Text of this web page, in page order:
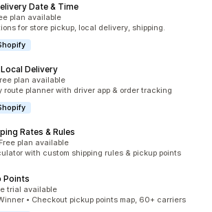
Date & Time
：64件
plan available
for store pickup, local delivery, shipping.
Delivery
：279件plan available
route planner with driver app & order tracking
Rates & Rules
1163件
Free plan available
with custom shipping rules & pickup points
Points
：71件
trial available
• Checkout pickup points map, 60+ carriers